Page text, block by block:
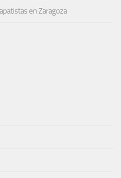
en Zaragoza